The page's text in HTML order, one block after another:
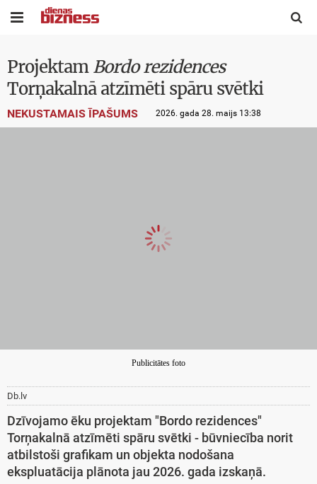
 
ProjektamBordo rezidences
Torņakalnā atzīmēti spāru svētki
NEKUSTAMAIS ĪPAŠUMS 2026. gada 28. maijs 13:38
Publicitātes foto
Db.lv
Dzīvojamo ēku projektam "Bordo rezidences"
Torņakalnā atzīmēti spāru svētki - būvniecība norit
atbilstoši grafikam un objekta nodošana
ekspluatācija plānota jau 2026. gada izskaņā.